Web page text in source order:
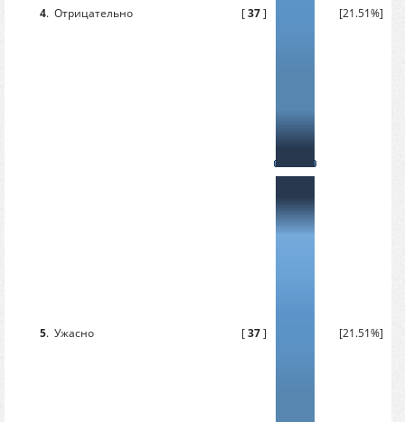
4. Отрицательно [37] [21.51%]
5. Ужасно [37] [21.51%]